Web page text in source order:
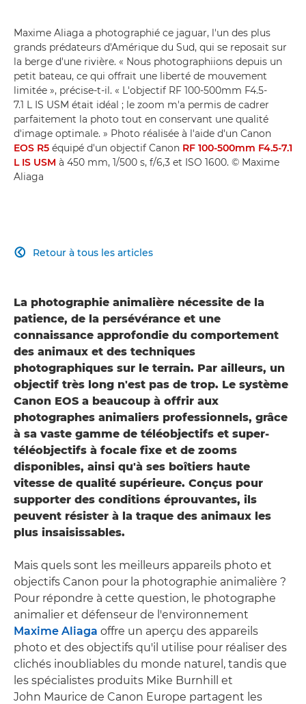
Maxime Aliaga a photographié ce jaguar, l'un des plus
grands prédateurs d'Amérique du Sud, qui se reposait sur
la berge d'une rivière. « Nous photographiions depuis un
petit bateau, ce qui offrait une liberté de mouvement
limitée », précise-t-il. « L'objectif RF 100-500mm F4.5-
7.1 L IS USM était idéal ; le zoom m'a permis de cadrer
parfaitement la photo tout en conservant une qualité
d'image optimale. » Photo réalisée à l'aide d'un Canon
EOS R5 équipé d'un objectif Canon RF 100-500mm F4.5-7.1
L IS USM à 450 mm, 1/500 s, f/6,3 et ISO 1600. © Maxime
Aliaga
Retour à tous les articles

La photographie animalière nécessite de la
patience, de la persévérance et une
connaissance approfondie du comportement
des animaux et des techniques
photographiques sur le terrain. Par ailleurs, un
objectif très long n'est pas de trop. Le système
Canon EOS a beaucoup à offrir aux
photographes animaliers professionnels, grâce
à sa vaste gamme de téléobjectifs et super-
téléobjectifs à focale fixe et de zooms
disponibles, ainsi qu'à ses boîtiers haute
vitesse de qualité supérieure. Conçus pour
supporter des conditions éprouvantes, ils
peuvent résister à la traque des animaux les
plus insaisissables.
Mais quels sont les meilleurs appareils photo et
objectifs Canon pour la photographie animalière ?
Pour répondre à cette question, le photographe
animalier et défenseur de l'environnement
Maxime Aliaga offre un aperçu des appareils
photo et des objectifs qu'il utilise pour réaliser des
clichés inoubliables du monde naturel, tandis que
les spécialistes produits Mike Burnhill et
John Maurice de Canon Europe partagent les